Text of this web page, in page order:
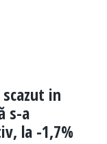
in
s-a
la -1,7%